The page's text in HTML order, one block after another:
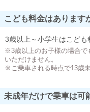
こども料金はあります
3歳以上～小学生はこども
※3歳以上のお子様の場合で
いただけません。
※ご乗車される時点で13歳
未成年だけで乗車は可